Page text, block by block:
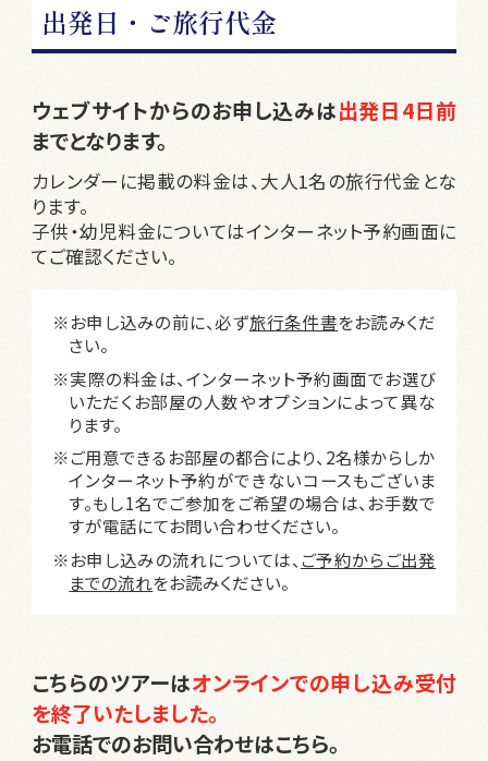
出発日・ご旅行代金
ウェブサイトからのお申し込みは出発日4日前
までとなります。
カレンダーに掲載の料金は、大人1名の旅行代金とな
ります。
子供・幼児料金についてはインターネット予約画面に
てご確認ください。
※お申し込みの前に、必ず旅行条件書をお読みくだ
さい。
※実際の料金は、インターネット予約画面でお選び
いただくお部屋の人数やオプションによって異な
ります。
※ご用意できるお部屋の都合により、2名様からしか
インターネット予約ができないコースもございま
す。もし1名でご参加をご希望の場合は、お手数で
すが電話にてお問い合わせください。
※お申し込みの流れについては、 ご予約からご出発
までの流れをお読みください。
こちらのツアーはオンラインでの申し込み受付
を終了いたしました。
お電話でのお問い合わせはこちら。